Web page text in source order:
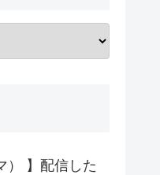
） 】配信した